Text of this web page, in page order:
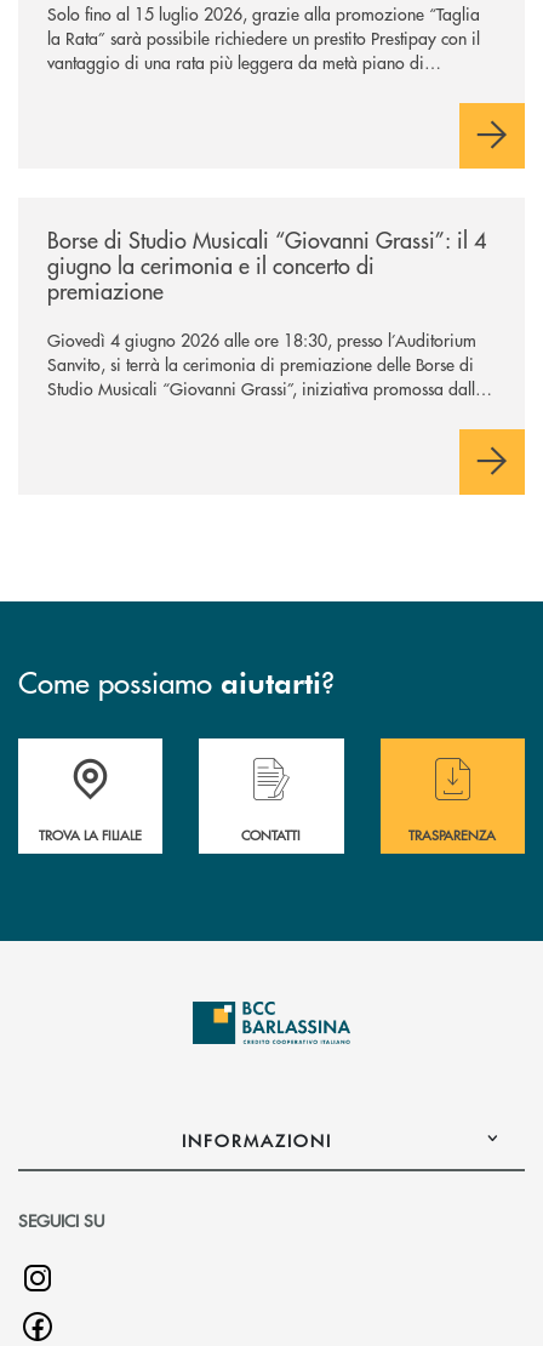
Solo fino al 15 luglio 2026, grazie alla promozione “Taglia
la Rata” sarà possibile richiedere un prestito Prestipay con il
vantaggio di una rata più leggera da metà piano di
Borse di Studio Musicali “Giovanni Grassi”: il 4
giugno la cerimonia e il concerto di
premiazione
Giovedì 4 giugno 2026 alle ore 18:30, presso l’Auditorium
Sanvito, si terrà la cerimonia di premiazione delle Borse di
Studio Musicali “Giovanni Grassi”, iniziativa promossa dalla
Come possiamo aiutarti?
Accedi all' elenco completo delle filiali di BCC Barlassina.
TROVA LA FILIALE
Hai bisogno di assistenza immediata ?
CONTATTI
Hai bisogno di
TRASPARENZA
INFORMAZIONI
SEGUICI SU